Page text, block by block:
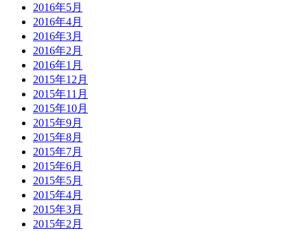
2016年5月
2016年4月
2016年3月
2016年2月
2016年1月
2015年12月
2015年11月
2015年10月
2015年9月
2015年8月
2015年7月
2015年6月
2015年5月
2015年4月
2015年3月
2015年2月